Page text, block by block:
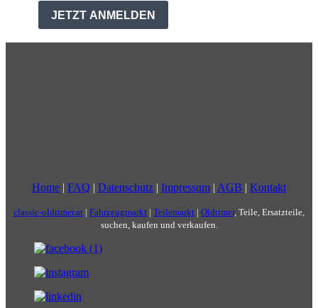
Home | FAQ | Datenschutz | Impressum | AGB | Kontakt
classic-oldtimer.at | Fahrzeugmarkt | Teilemarkt | Oldtimer, Teile, Ersatzteile,
suchen, kaufen und verkaufen.